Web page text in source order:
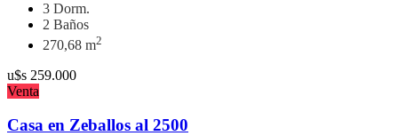
3 Dorm.
2 Baños
270,68 m2
u$s 259.000
Venta
Casa en Zeballos al 2500